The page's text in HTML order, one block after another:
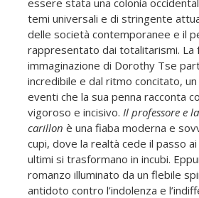
temi universali e di stringente
delle società contemporanee e il
rappresentato dai totalitarismi. La
immaginazione di Dorothy Tse
incredibile e dal ritmo concitato,
eventi che la sua penna racconta
vigoroso e incisivo. Il professore e
carillon è una fiaba moderna e
cupi, dove la realtà cede il passo
ultimi si trasformano in incubi.
romanzo illuminato da un flebile
antidoto contro l’indolenza e